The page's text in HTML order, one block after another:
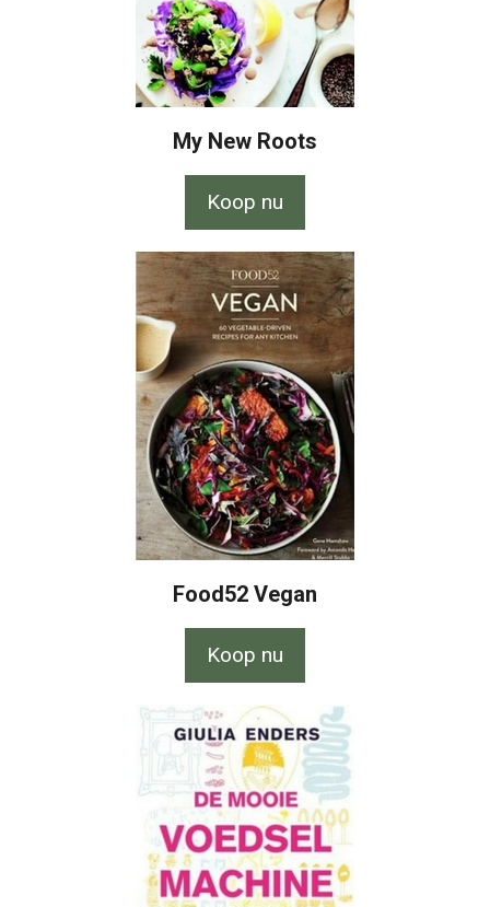
My New Roots
Koop nu
Food52 Vegan
Koop nu